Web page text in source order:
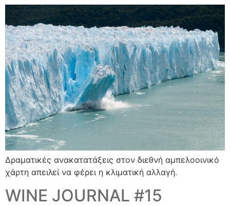
Δραματικές ανακατατάξεις στον διεθνή αμπελοοινικό
χάρτη απειλεί να φέρει η κλιματική αλλαγή.
WINE JOURNAL #15